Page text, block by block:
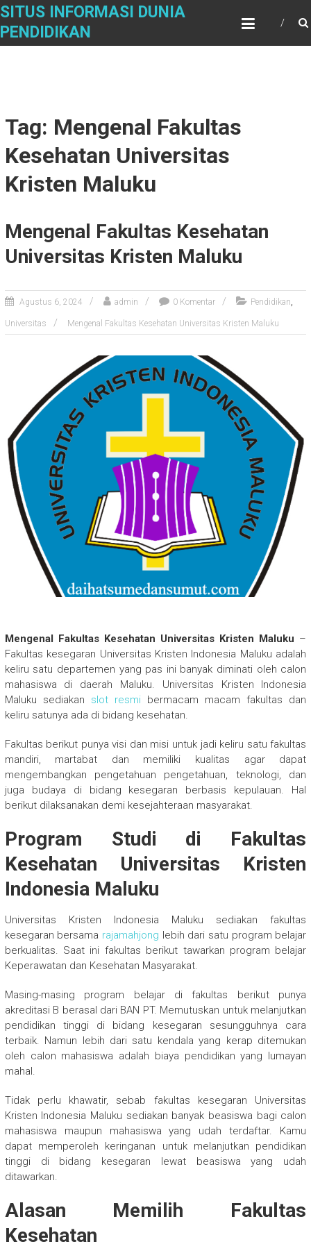
Skip
content
SITUS INFORMASI DUNIA
PENDIDIKAN
Tag: Mengenal Fakultas
Kesehatan Universitas
Kristen Maluku
Mengenal Fakultas Kesehatan
Universitas Kristen Maluku
Agustus 6, 2024 admin 0 Komentar Pendidikan,
Universitas Mengenal Fakultas Kesehatan Universitas Kristen Maluku
Mengenal Fakultas Kesehatan Universitas Kristen Maluku –
Fakultas kesegaran Universitas Kristen Indonesia Maluku adalah
keliru satu departemen yang pas ini banyak diminati oleh calon
mahasiswa di daerah Maluku. Universitas Kristen Indonesia
Maluku sediakan slot resmibermacam macam fakultas dan
keliru satunya ada di bidang kesehatan.
Fakultas berikut punya visi dan misi untuk jadi keliru satu fakultas
mandiri, martabat dan memiliki kualitas agar dapat
mengembangkan pengetahuan pengetahuan, teknologi, dan
juga budaya di bidang kesegaran berbasis kepulauan. Hal
berikut dilaksanakan demi kesejahteraan masyarakat.
Program Studi di Fakultas
Kesehatan Universitas Kristen
Indonesia Maluku
Universitas Kristen Indonesia Maluku sediakan fakultas
kesegaran bersama rajamahjong lebih dari satu program belajar
berkualitas. Saat ini fakultas berikut tawarkan program belajar
Keperawatan dan Kesehatan Masyarakat.
Masing-masing program belajar di fakultas berikut punya
akreditasi B berasal dari BAN PT. Memutuskan untuk melanjutkan
pendidikan tinggi di bidang kesegaran sesungguhnya cara
terbaik. Namun lebih dari satu kendala yang kerap ditemukan
oleh calon mahasiswa adalah biaya pendidikan yang lumayan
mahal.
Tidak perlu khawatir, sebab fakultas kesegaran Universitas
Kristen Indonesia Maluku sediakan banyak beasiswa bagi calon
mahasiswa maupun mahasiswa yang udah terdaftar. Kamu
dapat memperoleh keringanan untuk melanjutkan pendidikan
tinggi di bidang kesegaran lewat beasiswa yang udah
ditawarkan.
Alasan Memilih Fakultas
Kesehatan